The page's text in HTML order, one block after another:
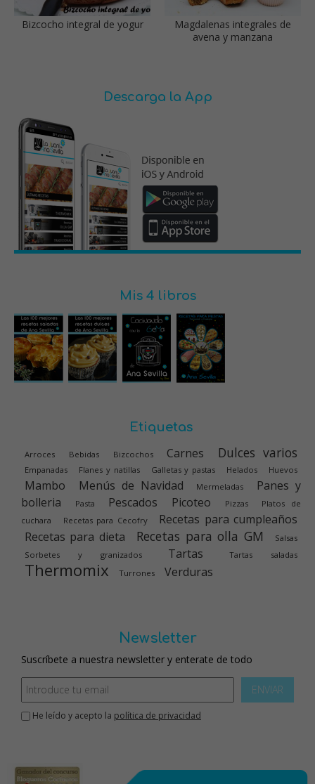
Bizcocho integral de yogur
Magdalenas integrales de
avena y manzana
Descarga la App
Mis 4 libros
Etiquetas
Arroces Bebidas Bizcochos Carnes Dulces varios
Empanadas Flanes y natillas Galletas y pastas Helados Huevos
Mambo Menús de Navidad Mermeladas
Panes y
bolleria
Pasta Pescados Picoteo Pizzas
Platos de
cuchara
Recetas para Cecofry
Recetas para cumpleaños
Recetas para dieta
Recetas para olla GM
Salsas
Sorbetes y granizados
Tartas Tartas saladas
Thermomix Turrones Verduras
Newsletter
Suscríbete a nuestra newsletter y enterate de todo
ENVIAR
He leído y acepto la política de privacidad